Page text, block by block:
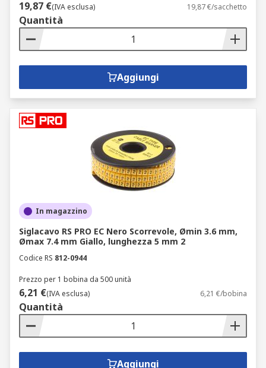
19,87 €(IVA esclusa) 19,87 €/sacchetto
Quantità
Aggiungi
In magazzino
Siglacavo RS PRO EC Nero Scorrevole, Ømin 3.6 mm,
Ømax 7.4 mm Giallo, lunghezza 5 mm 2
Codice RS 812-0944
Prezzo per 1 bobina da 500 unità
6,21 €(IVA esclusa) 6,21 €/bobina
Quantità
Aggiungi